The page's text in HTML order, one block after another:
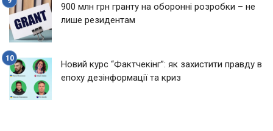
900 млн грн гранту на оборонні розробки – не
лише резидентам
Новий курс “Фактчекінг”: як захистити правду в
епоху дезінформації та криз